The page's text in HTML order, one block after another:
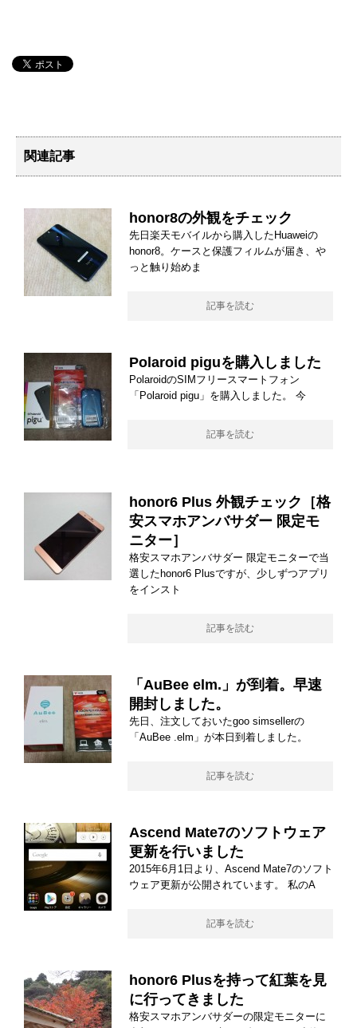
関連記事
honor8の外観をチェック
先日楽天モバイルから購入したHuaweiの
honor8。ケースと保護フィルムが届き、や
っと触り始めま
記事を読む
Polaroid piguを購入しました
PolaroidのSIMフリースマートフォン
「Polaroid pigu」を購入しました。 今
記事を読む
honor6 Plus 外観チェック［格
安スマホアンバサダー 限定モ
ニター］
格安スマホアンバサダー 限定モニターで当
選したhonor6 Plusですが、少しずつアプリ
をインスト
記事を読む
「AuBee elm.」が到着。早速
開封しました。
先日、注文しておいたgoo simsellerの
「AuBee .elm」が本日到着しました。
記事を読む
Ascend Mate7のソフトウェア
更新を行いました
2015年6月1日より、Ascend Mate7のソフト
ウェア更新が公開されています。 私のA
記事を読む
honor6 Plusを持って紅葉を見
に行ってきました
格安スマホアンバサダーの限定モニターに